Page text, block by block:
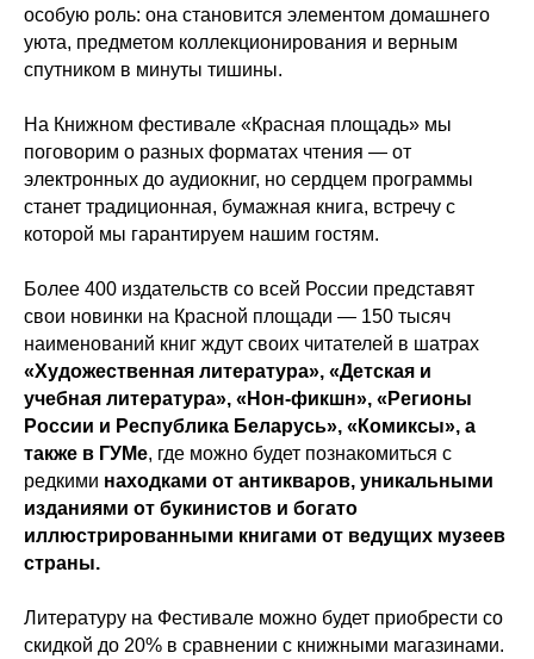
особую роль: она становится элементом домашнего
уюта, предметом коллекционирования и верным
спутником в минуты тишины.
На Книжном фестивале «Красная площадь» мы
поговорим о разных форматах чтения — от
электронных до аудиокниг, но сердцем программы
станет традиционная, бумажная книга, встречу с
которой мы гарантируем нашим гостям.
Более 400 издательств со всей России представят
свои новинки на Красной площади — 150 тысяч
наименований книг ждут своих читателей в шатрах
«Художественная литература», «Детская и
учебная литература», «Нон-фикшн», «Регионы
России и Республика Беларусь», «Комиксы», а
также в ГУМе, где можно будет познакомиться с
редкими находками от антикваров, уникальными
изданиями от букинистов и богато
иллюстрированными книгами от ведущих музеев
страны.
Литературу на Фестивале можно будет приобрести со
скидкой до 20% в сравнении с книжными магазинами.